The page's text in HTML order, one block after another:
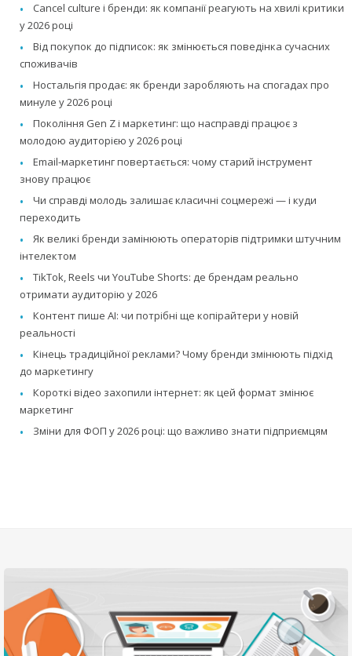
Cancel culture і бренди: як компанії реагують на хвилі критики
у 2026 році
Від покупок до підписок: як змінюється поведінка сучасних
споживачів
Ностальгія продає: як бренди заробляють на спогадах про
минуле у 2026 році
Покоління Gen Z і маркетинг: що насправді працює з
молодою аудиторією у 2026 році
Email-маркетинг повертається: чому старий інструмент
знову працює
Чи справді молодь залишає класичні соцмережі — і куди
переходить
Як великі бренди замінюють операторів підтримки штучним
інтелектом
TikTok, Reels чи YouTube Shorts: де брендам реально
отримати аудиторію у 2026
Контент пише AI: чи потрібні ще копірайтери у новій
реальності
Кінець традиційної реклами? Чому бренди змінюють підхід
до маркетингу
Короткі відео захопили інтернет: як цей формат змінює
маркетинг
Зміни для ФОП у 2026 році: що важливо знати підприємцям